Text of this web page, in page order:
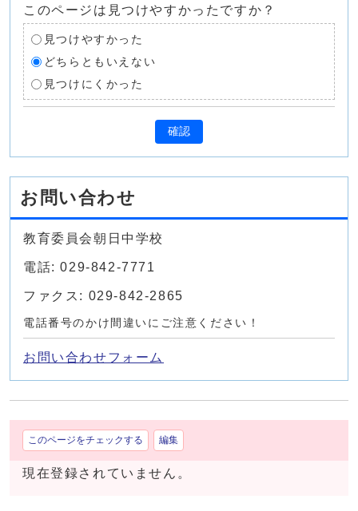
このページは見つけやすかったですか？
見つけやすかった
どちらともいえない
見つけにくかった
確認
お問い合わせ
教育委員会朝日中学校
電話: 029-842-7771
ファクス: 029-842-2865
電話番号のかけ間違いにご注意ください！
お問い合わせフォーム
このページをチェックする 編集
現在登録されていません。